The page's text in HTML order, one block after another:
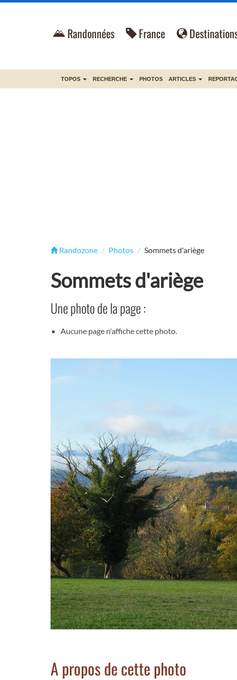
Randonnées France
TOPOS RECHERCHE PHOTOS ARTICLES
Randozone Photos Sommets d'ariège
Sommets d'ariège
Une photo de la page :
Aucune page n'affiche cette photo.
A propos de cette photo